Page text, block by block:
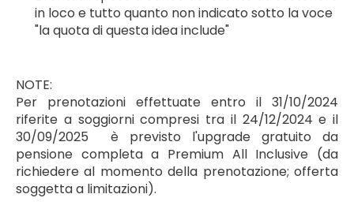
in loco e tutto quanto non indicato sotto la voce
"la quota di questa idea include"
NOTE:
Per prenotazioni effettuate entro il 31/10/2024
riferite a soggiorni compresi tra il 24/12/2024 e il
30/09/2025
è previsto l'upgrade gratuito da
pensione completa a Premium All Inclusive (da
richiedere al momento della prenotazione; offerta
soggetta a limitazioni).